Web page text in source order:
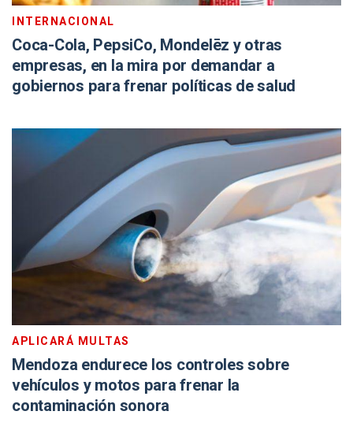
INTERNACIONAL
Coca-Cola, PepsiCo, Mondelēz y otras
empresas, en la mira por demandar a
gobiernos para frenar políticas de salud
APLICARÁ MULTAS
Mendoza endurece los controles sobre
vehículos y motos para frenar la
contaminación sonora